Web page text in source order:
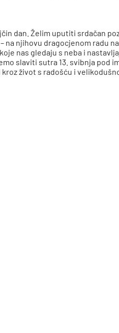
dan. Želim uputiti srdačan
na njihovu dragocjenom radu
nas gledaju s neba i
slaviti sutra 13. svibnja pod
život s radošću i